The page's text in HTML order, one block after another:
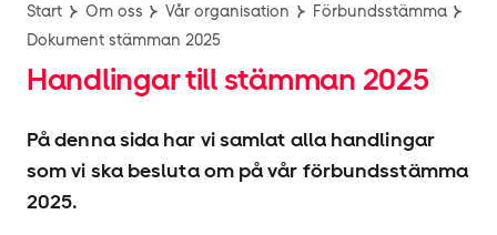
Start Om oss Vår organisation
Förbundsstämma
Dokument stämman 2025
Handlingar till stämman 2025
På denna sida har vi samlat alla handlingar
som vi ska besluta om på vår förbundsstämma
2025.